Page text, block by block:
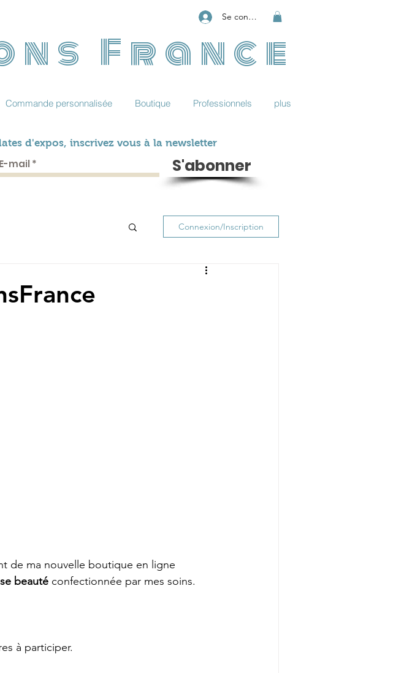
Se connecter
France
Commande personnalisée Boutique Professionnels plus
d'expos, inscrivez vous à la newsletter
S'abonner
Connexion/Inscription
de ma nouvelle boutique en ligne
beauté confectionnée par mes soins.
à participer.